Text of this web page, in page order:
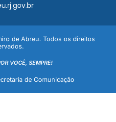
de Abreu. Todos os direitos
VOCÊ, SEMPRE!
de Comunicação